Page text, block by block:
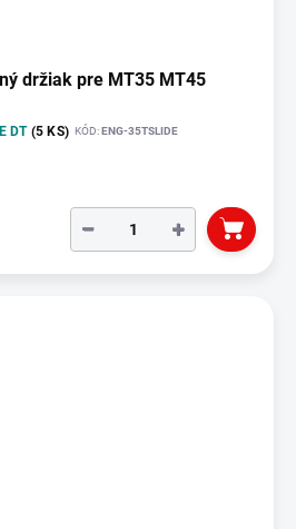
držiak pre MT35 MT45
DT (5 KS) KÓD:ENG-35TSLIDE
+
−